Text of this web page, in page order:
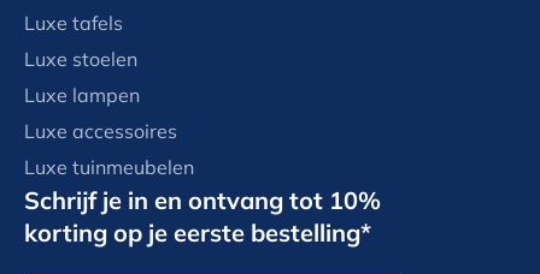
Luxe tafels
Luxe stoelen
Luxe lampen
Luxe accessoires
Luxe tuinmeubelen
Schrijf je in en ontvang tot 10%
korting op je eerste bestelling*